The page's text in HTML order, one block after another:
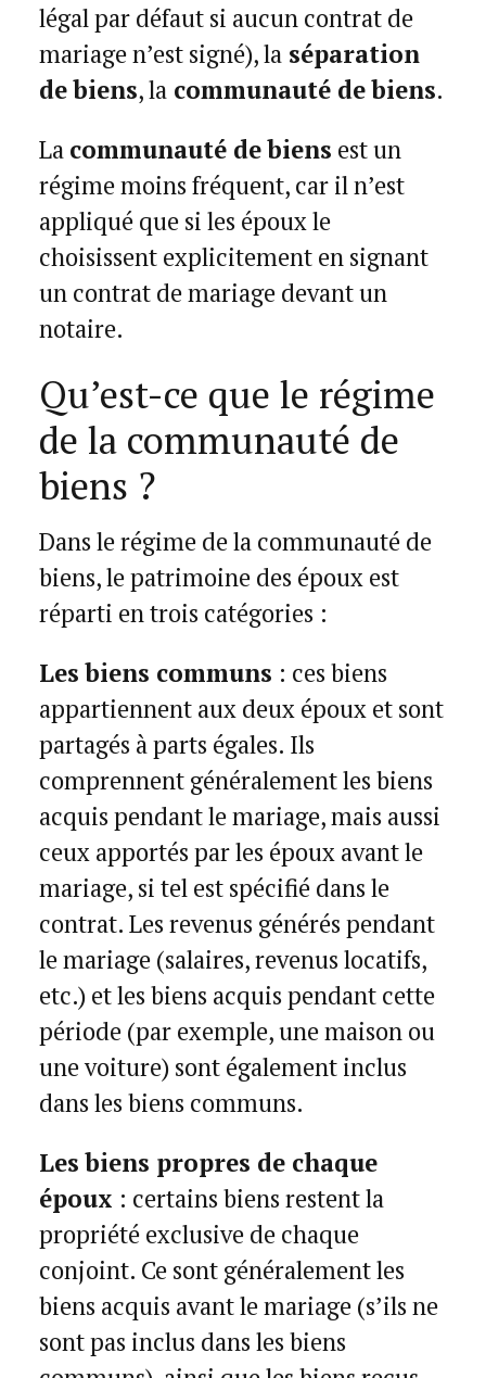
légal par défaut si aucun contrat de
mariage n’est signé), la séparation
de biens, la communauté de biens.
La communauté de biens est un
régime moins fréquent, car il n’est
appliqué que si les époux le
choisissent explicitement en signant
un contrat de mariage devant un
notaire.
Qu’est-ce que le régime
de la communauté de
biens ?
Dans le régime de la communauté de
biens, le patrimoine des époux est
réparti en trois catégories :
Les biens communs : ces biens
appartiennent aux deux époux et sont
partagés à parts égales. Ils
comprennent généralement les biens
acquis pendant le mariage, mais aussi
ceux apportés par les époux avant le
mariage, si tel est spécifié dans le
contrat. Les revenus générés pendant
le mariage (salaires, revenus locatifs,
etc.) et les biens acquis pendant cette
période (par exemple, une maison ou
une voiture) sont également inclus
dans les biens communs.
Les biens propres de chaque
époux : certains biens restent la
propriété exclusive de chaque
conjoint. Ce sont généralement les
biens acquis avant le mariage (s’ils ne
sont pas inclus dans les biens